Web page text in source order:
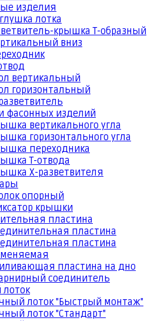
изделия
лотка
крышка Т-образный
вниз
вертикальный
горизонтальный
фасонных изделий
вертикального угла
горизонтального угла
переходника
Т-отвода
Х-разветвителя
опорный
крышки
пластина
пластина
пластина
пластина на дно
соединитель
лоток "Быстрый монтаж"
лоток "Стандарт"